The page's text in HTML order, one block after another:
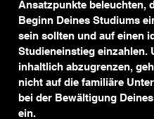
Ansatzpunkte beleuchten,
Beginn Deines Studiums
sein sollten und auf einen
Studieneinstieg einzahlen.
inhaltlich abzugrenzen,
nicht auf die familiäre
bei der Bewältigung
ein.